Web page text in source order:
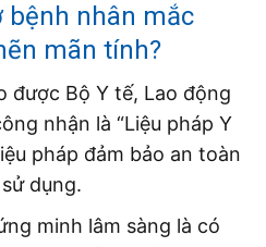
nhân mắc
mãn tính?
được Bộ Y tế, Lao động
nhận là “Liệu pháp Y
pháp đảm bảo an toàn
dụng.
minh lâm sàng là có